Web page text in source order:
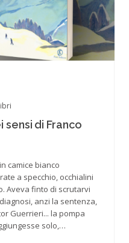
sensi di Franco
camice bianco
a specchio, occhialini
Aveva finto di scrutarvi
anzi la sentenza,
Guerrieri... la pompa
solo,…